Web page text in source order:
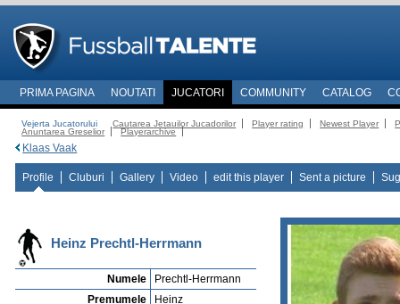
PRIMA PAGINA NOUTATI JUCATORI COMMUNITY CATALOG
Vejerta Jucatorului Cautarea Jetauilor Jucadorilor Player rating Newest Player
Anuntarea Greselior
Playerarchive
Klaas Vaak
Profile Cluburi Gallery Video edit this player Sent a picture
Heinz Prechtl-Herrmann
Numele
Prechtl-Herrmann
Premumele
Heinz